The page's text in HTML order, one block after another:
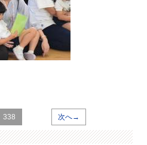
338 次へ→